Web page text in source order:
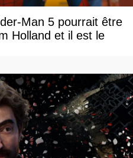
Man 5 pourrait être
Holland et il est le